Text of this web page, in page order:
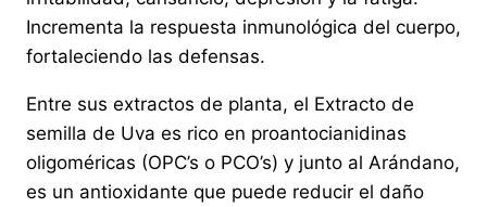
Incrementa la respuesta inmunológica del cuerpo,
fortaleciendo las defensas.
Entre sus extractos de planta, el Extracto de
semilla de Uva es rico en proantocianidinas
oligoméricas (OPC’s o PCO’s) y junto al Arándano,
es un antioxidante que puede reducir el daño